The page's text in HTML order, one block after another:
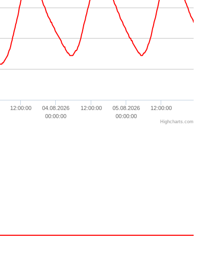
12:00:00
04.08.2026
00:00:00
12:00:00
05.08.2026
00:00:00
12:00:00
Highcharts.com